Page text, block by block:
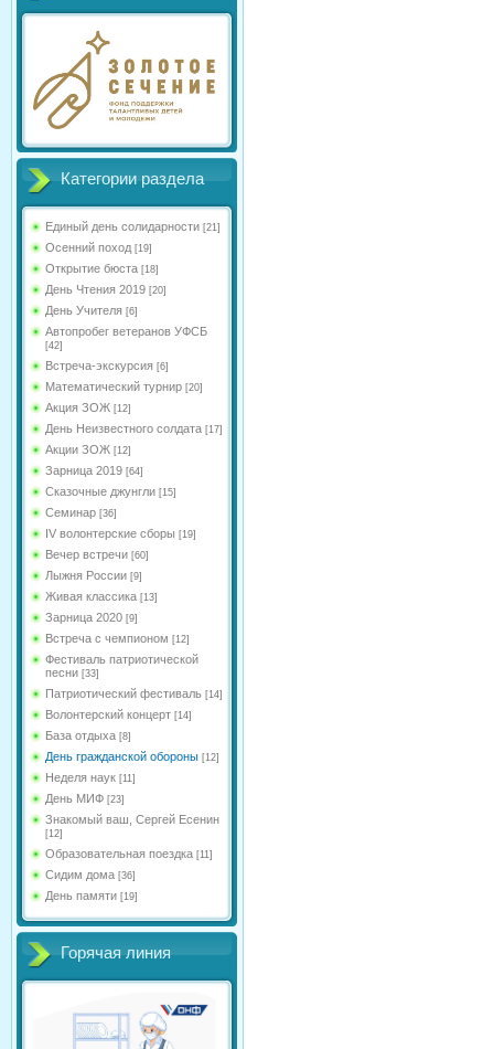
Категории раздела
Единый день солидарности [21]
Осенний поход [19]
Открытие бюста [18]
День Чтения 2019 [20]
День Учителя [6]
Автопробег ветеранов УФСБ
[42]
Встреча-экскурсия [6]
Математический турнир [20]
Акция ЗОЖ [12]
День Неизвестного солдата [17]
Акции ЗОЖ [12]
Зарница 2019 [64]
Сказочные джунгли [15]
Семинар [36]
IV волонтерские сборы [19]
Вечер встречи [60]
Лыжня России [9]
Живая классика [13]
Зарница 2020 [9]
Встреча с чемпионом [12]
Фестиваль патриотической
песни [33]
Патриотический фестиваль [14]
Волонтерский концерт [14]
База отдыха [8]
День гражданской обороны [12]
Неделя наук [11]
День МИФ [23]
Знакомый ваш, Сергей Есенин
[12]
Образовательная поездка [11]
Сидим дома [36]
День памяти [19]
Горячая линия